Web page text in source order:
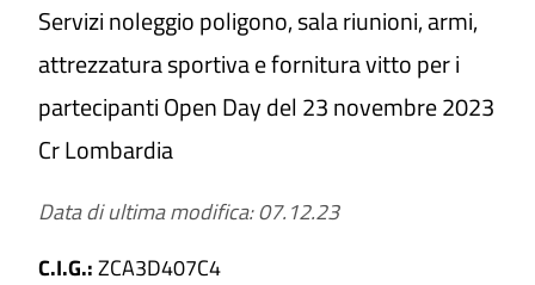
a
Servizi noleggio poligono, sala riunioni, armi,
attrezzatura sportiva e fornitura vitto per i
partecipanti Open Day del 23 novembre 2023
Cr Lombardia
Data di ultima modifica: 07.12.23
C.I.G.:ZCA3D407C4